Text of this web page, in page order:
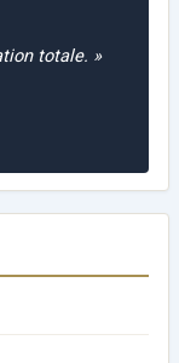
savoir quoi
»